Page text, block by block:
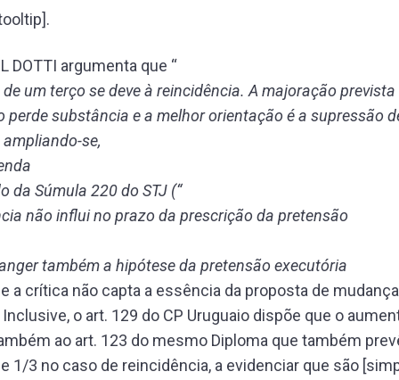
DOTTI argumenta que “
um terço se deve à reincidência. A majoração prevista
perde substância e a melhor orientação é a supressão
se,
da Súmula 220 do STJ (“
não influi no prazo da prescrição da pretensão
também a hipótese da pretensão executória
a crítica não capta a essência da proposta de mudança
o art. 129 do CP Uruguaio dispõe que o
ao art. 123 do mesmo Diploma que também
1/3 no caso de reincidência, a evidenciar que são